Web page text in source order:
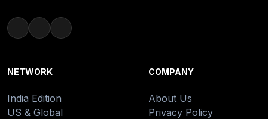
NETWORK
India Edition
US & Global
COMPANY
About Us
Privacy Policy